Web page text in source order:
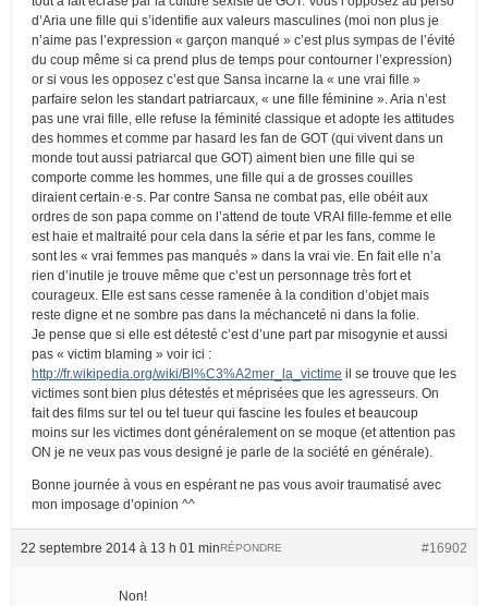
d’Aria une fille qui s’identifie aux valeurs masculines (moi non plus je
n’aime pas l’expression « garçon manqué » c’est plus sympas de l’évité
du coup même si ca prend plus de temps pour contourner l’expression)
or si vous les opposez c’est que Sansa incarne la « une vrai fille »
parfaire selon les standart patriarcaux, « une fille féminine ». Aria n’est
pas une vrai fille, elle refuse la féminité classique et adopte les attitudes
des hommes et comme par hasard les fan de GOT (qui vivent dans un
monde tout aussi patriarcal que GOT) aiment bien une fille qui se
comporte comme les hommes, une fille qui a de grosses couilles
diraient certain·e·s. Par contre Sansa ne combat pas, elle obéit aux
ordres de son papa comme on l’attend de toute VRAI fille-femme et elle
est haie et maltraité pour cela dans la série et par les fans, comme le
sont les « vrai femmes pas manqués » dans la vrai vie. En fait elle n’a
rien d’inutile je trouve même que c’est un personnage très fort et
courageux. Elle est sans cesse ramenée à la condition d’objet mais
reste digne et ne sombre pas dans la méchanceté ni dans la folie.
Je pense que si elle est détesté c’est d’une part par misogynie et aussi
pas « victim blaming » voir ici :
http://fr.wikipedia.org/wiki/Bl%C3%A2mer_la_victime il se trouve que les
victimes sont bien plus détestés et méprisées que les agresseurs. On
fait des films sur tel ou tel tueur qui fascine les foules et beaucoup
moins sur les victimes dont généralement on se moque (et attention pas
ON je ne veux pas vous designé je parle de la société en générale).
Bonne journée à vous en espérant ne pas vous avoir traumatisé avec
mon imposage d’opinion ^^
22 septembre 2014 à 13 h 01 min #16902
RÉPONDRE
Non!